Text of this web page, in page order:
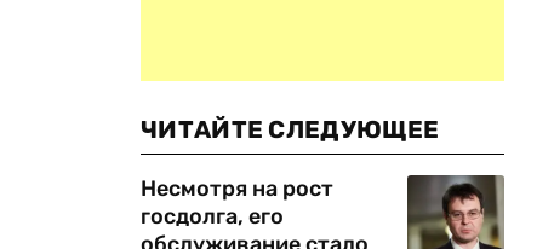
ЧИТАЙТЕ СЛЕДУЮЩЕЕ
Несмотря на рост
госдолга, его